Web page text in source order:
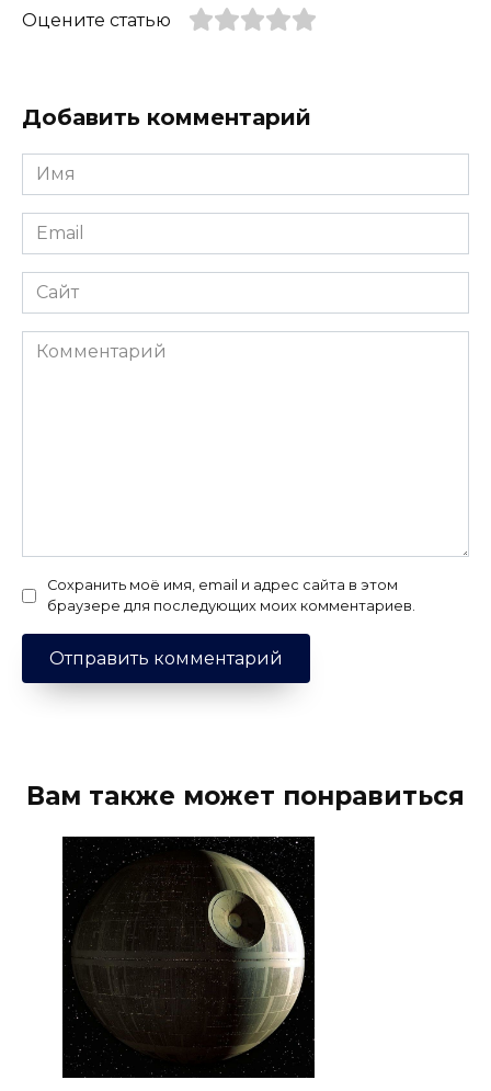
Оцените статью
Добавить комментарий
Имя
*
Email
*
Сайт
Комментарий
Сохранить моё имя, email и адрес сайта в этом
браузере для последующих моих комментариев.
Вам также может понравиться